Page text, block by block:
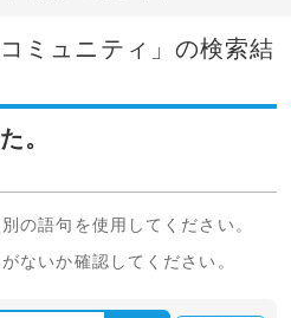
ミュニティ」の検索結
。
の語句を使用してください。
ないか確認してください。